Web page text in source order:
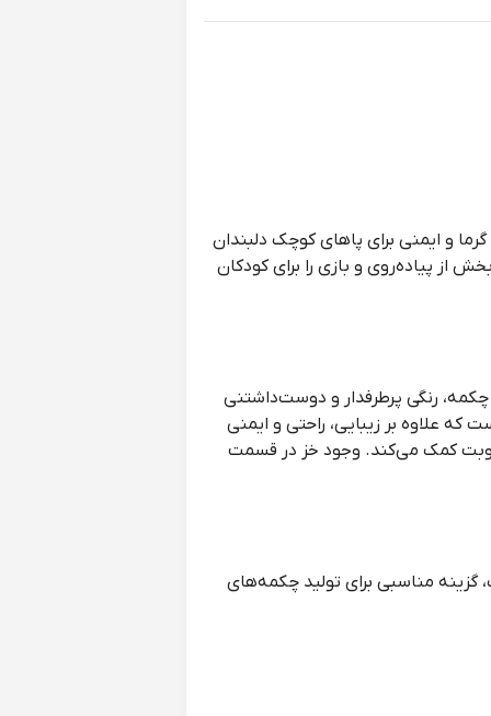
و ایمنی برای پاهای کوچک دلبندان
از پیاده‌روی و بازی را برای کودکان
رنگی پرطرفدار و دوست‌داشتنی
علاوه بر زیبایی، راحتی و ایمنی
پا در برابر سرما و رطوبت کمک می‌کند. وجود خز در قسمت
مناسبی برای تولید چکمه‌های